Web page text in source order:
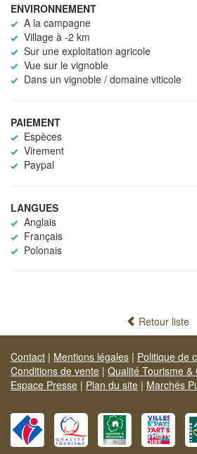
ENVIRONNEMENT
A la campagne
Village à -2 km
Sur une exploitation agricole
Vue sur le vignoble
Dans un vignoble / domaine viticole
PAIEMENT
Espèces
Virement
Paypal
LANGUES
Anglais
Français
Polonais
Retour liste
Contact | Mentions légales | Politique de
Conditions de vente | Qualité Tourisme
Espace Presse | Plan du site | Marchés